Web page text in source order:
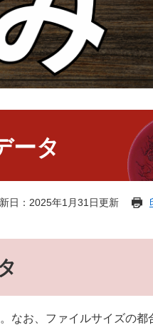
ータ
日：2025年1月31日更新
なお、ファイルサイズの都